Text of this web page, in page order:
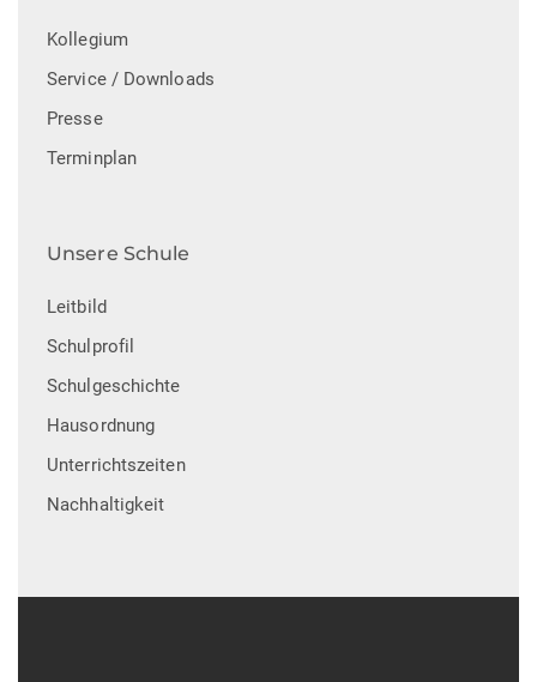
Kollegium
Service / Downloads
Presse
Terminplan
Unsere Schule
Leitbild
Schulprofil
Schulgeschichte
Hausordnung
Unterrichtszeiten
Nachhaltigkeit